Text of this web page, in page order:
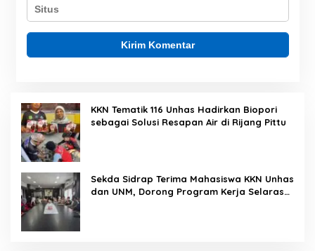
KKN Tematik 116 Unhas Hadirkan Biopori
sebagai Solusi Resapan Air di Rijang Pittu
Sekda Sidrap Terima Mahasiswa KKN Unhas
dan UNM, Dorong Program Kerja Selaras